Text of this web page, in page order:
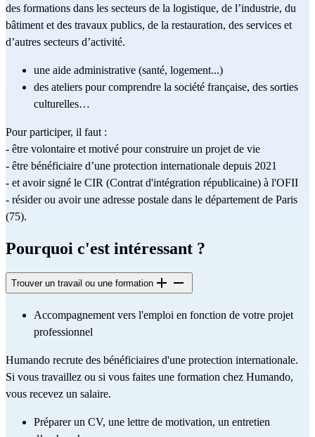
des formations dans les secteurs de la logistique, de l’industrie, du
bâtiment et des travaux publics, de la restauration, des services et
d’autres secteurs d’activité.
une aide administrative (santé, logement...)
des ateliers pour comprendre la société française, des sorties
culturelles…
Pour participer, il faut :
- être volontaire et motivé pour construire un projet de vie
- être bénéficiaire d’une protection internationale depuis 2021
- et avoir signé le CIR (Contrat d'intégration républicaine) à l'OFII
- résider ou avoir une adresse postale dans le département de Paris
(75).
Pourquoi c'est intéressant ?
Trouver un travail ou une formation
Accompagnement vers l'emploi en fonction de votre projet
professionnel
Humando recrute des bénéficiaires d'une protection internationale.
Si vous travaillez ou si vous faites une formation chez Humando,
vous recevez un salaire.
Préparer un CV, une lettre de motivation, un entretien